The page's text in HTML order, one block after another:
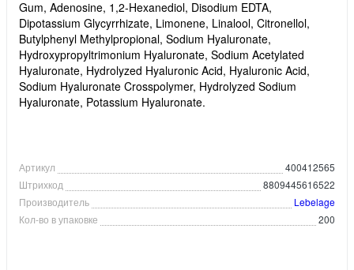
Gum, Adenosine, 1,2-Hexanediol, Disodium EDTA,
Dipotassium Glycyrrhizate, Limonene, Linalool, Citronellol,
Butylphenyl Methylpropional, Sodium Hyaluronate,
Hydroxypropyltrimonium Hyaluronate, Sodium Acetylated
Hyaluronate, Hydrolyzed Hyaluronic Acid, Hyaluronic Acid,
Sodium Hyaluronate Crosspolymer, Hydrolyzed Sodium
Hyaluronate, Potassium Hyaluronate.
Артикул
400412565
Штрихкод
8809445616522
Производитель
Lebelage
Кол-во в упаковке
200